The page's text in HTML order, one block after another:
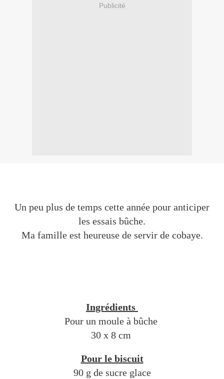
Publicité
Un peu plus de temps cette année pour anticiper
les essais bûche.
Ma famille est heureuse de servir de cobaye.
Ingrédients
Pour un moule à bûche
30 x 8 cm
Pour le biscuit
90 g de sucre glace